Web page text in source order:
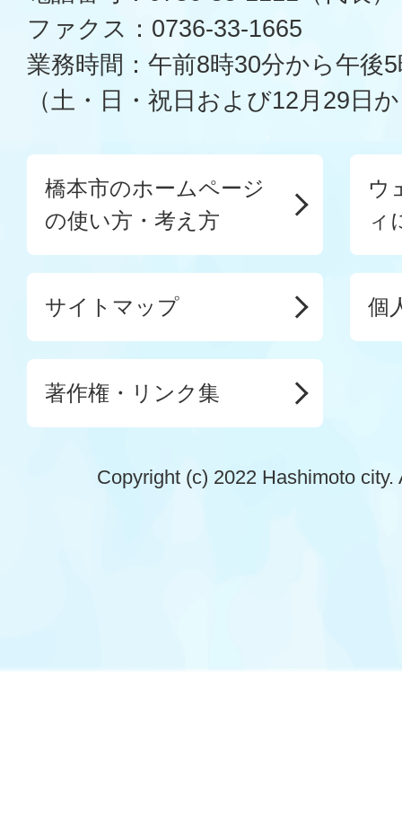
ファクス：0736-33-1665
業務時間：午前8時30分から午後
（土・日・祝日および12月29日
橋本市のホームページ
の使い方・考え方
ウ
ィ
サイトマップ 個
著作権・リンク集
Copyright (c) 2022 Hashimoto